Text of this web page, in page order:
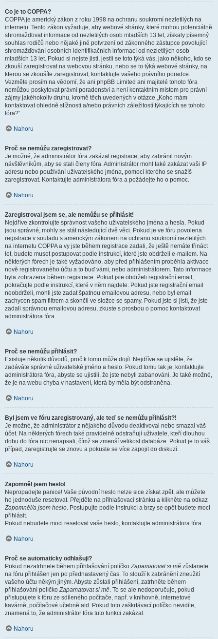
Co je to COPPA?
COPPA je americký zákon z roku 1998 na ochranu soukromí nezletilých na
internetu. Tento zákon vyžaduje, aby webové stránky, které mohou potenciálně
shromažďovat informace od nezletilých osob mladších 13 let, získaly písemný
souhlas rodičů nebo nějaké jiné potvrzení od zákonného zástupce povolující
shromažďování osobních identifikačních informací od nezletilých osob
mladších 13 let. Pokud si nejste jisti, jestli se toto týká vás, jako někoho, kdo se
zkouší zaregistrovat na webovou stránku, nebo se to týká webové stránky, na
kterou se zkoušíte zaregistrovat, kontaktujte vašeho právního poradce.
Vezměte prosím na vědomí, že ani phpBB Limited ani majitelé tohoto fóra
nemůžou poskytovat právní poradenství a není kontaktním místem pro právní
zájmy jakéhokoliv druhu, kromě těch uvedených v otázce „Koho mám
kontaktovat ohledně stížnosti a/nebo právních záležitostí týkajících se tohoto
fóra?“.
Nahoru
Proč se nemůžu zaregistrovat?
Je možné, že administrátor fóra zakázal registrace, aby zabránil novým
návštěvníkům, aby se stali členy fóra. Administrátor mohl také zakázat vaši IP
adresu nebo používání uživatelského jména, pomocí kterého se snažíš
zaregistrovat. Kontaktujte administrátora fóra a požádejte ho o pomoc.
Nahoru
Zaregistroval jsem se, ale nemůžu se přihlásit!
Nejdříve zkontrolujte správnost vašeho uživatelského jména a hesla. Pokud
jsou správné, mohly se stát následující dvě věci. Pokud je ve fóru povolena
registrace v souladu s americkým zákonem na ochranu soukromí nezletilých
na internetu COPPA a vy jste během registrace zadali, že ještě nemáte třináct
let, budete muset postupovat podle instrukcí, které jste obdrželi e-mailem. Na
některých fórech je také vyžadováno, aby před přihlášením proběhla aktivace
nově registrovaného účtu a to buď vámi, nebo administrátorem. Tato informace
byla zobrazena během registrace. Pokud jste obdrželi registrační email,
pokračujte podle instrukcí, které v něm najdete. Pokud jste registrační email
neobdrželi, mohli jste zadat špatnou emailovou adresu, nebo byl email
zachycen spam filtrem a skončil ve složce se spamy. Pokud jste si jistí, že jste
zadali správnou emailovou adresu, zkuste s prosbou o pomoc kontaktovat
administrátora fóra.
Nahoru
Proč se nemůžu přihlásit?
Existuje několik důvodů, proč k tomu může dojít. Nejdříve se ujistěte, že
zadáváte správné uživatelské jméno a heslo. Pokud tomu tak je, kontaktujte
administrátora fóra, abyste se ujistili, že jste nebyli zabanováni. Je také možné,
že je na webu chyba v nastavení, která by měla být odstraněna.
Nahoru
Byl jsem ve fóru zaregistrovaný, ale teď se nemůžu přihlásit?!
Je možné, že administrátor z nějakého důvodu deaktivoval nebo smazal váš
účet. Na některých fórech také pravidelně odstraňují uživatele, kteří dlouhou
dobu do fóra nic nenapsali, čímž se zmenší velikost databáze. Pokud je to váš
případ, zaregistrujte se znovu a pokuste se více zapojit do diskuzí.
Nahoru
Zapomněl jsem heslo!
Nepropadejte panice! Vaše původní heslo nelze sice získat zpět, ale můžete
ho jednoduše resetovat. Přejděte na přihlašovací stránku a klikněte na odkaz
Zapomněl/a jsem heslo. Postupujte podle instrukcí a brzy se opět budete moci
přihlásit.
Pokud nebudete moci resetovat vaše heslo, kontaktujte administrátora fóra.
Nahoru
Proč se automaticky odhlašuji?
Pokud nezatrhnete během přihlašování políčkoZapamatovat si mě zůstanete
na fóru přihlášen jen po přednastavený čas. To slouží k zabránění zneužití
vašeho účtu někým jiným. Abyste zůstali přihlášeni, zatrhněte během
přihlašování políčkoZapamatovat si mě. To se ale nedoporučuje, pokud
přistupujete k fóru ze sdíleného počítače, např. v knihovně, internetové
kavárně, počítačové učebně atd. Pokud toto zaškrtávací políčko nevidíte,
znamená to, že administrátor fóra tuto funkci zakázal.
Nahoru